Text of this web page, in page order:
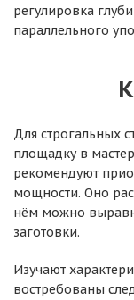
регулировка
параллельного
Для строгальных
площадку в
рекомендуют
мощности. Оно
нём можно
заготовки.
Изучают
востребованы